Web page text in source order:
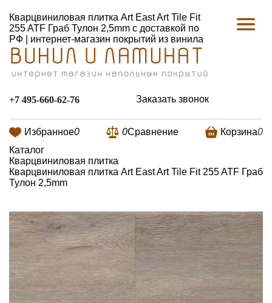
Кварцвиниловая плитка Art East Art Tile Fit
255 ATF Граб Тулон 2,5mm с доставкой по
РФ | интернет-магазин покрытий из винила
+7 495-660-62-76 Заказать звонок
Избранное0 0Сравнение Корзина0
Каталог
Кварцвиниловая плитка
Кварцвиниловая плитка Art East Art Tile Fit 255 ATF Граб
Тулон 2,5mm